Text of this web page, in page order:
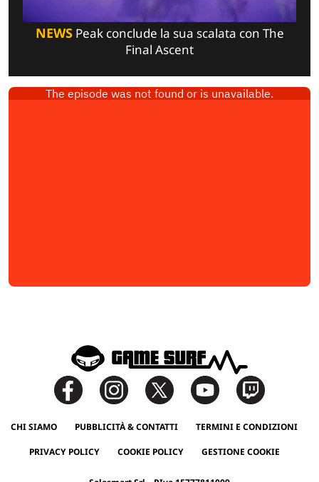
NEWSPeak conclude la sua scalata con The
Final Ascent
CHI SIAMO PUBBLICITÀ & CONTATTI TERMINI E CONDIZIONI
PRIVACY POLICY COOKIE POLICY GESTIONE COOKIE